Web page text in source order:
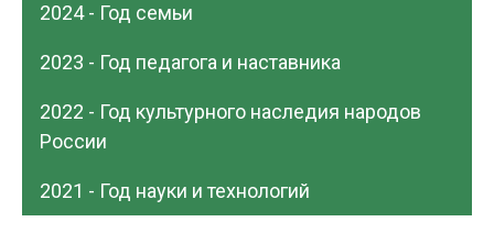
2024 - Год семьи
2023 - Год педагога и наставника
2022 - Год культурного наследия народов
России
2021 - Год науки и технологий